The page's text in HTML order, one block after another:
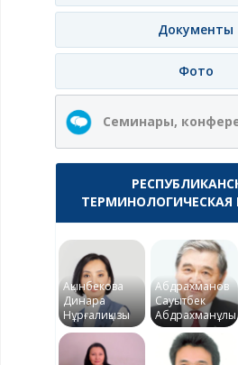
Документы
Фото
Семинары,
ТЕРМИНОЛОГИЧЕСКАЯ
Ақынбекова
Динара
Нұрғалиқызы
Абдрахманов
Сауытбек
Абдрахманұлы